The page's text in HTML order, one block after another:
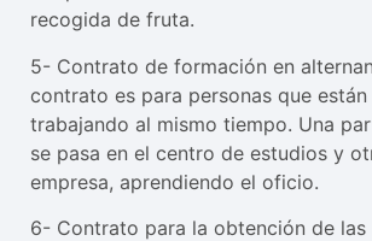
recogida de fruta.
5- Contrato de formación en
contrato es para personas que
trabajando al mismo tiempo. Una
se pasa en el centro de estudios y
empresa, aprendiendo el oficio.
6- Contrato para la obtención de